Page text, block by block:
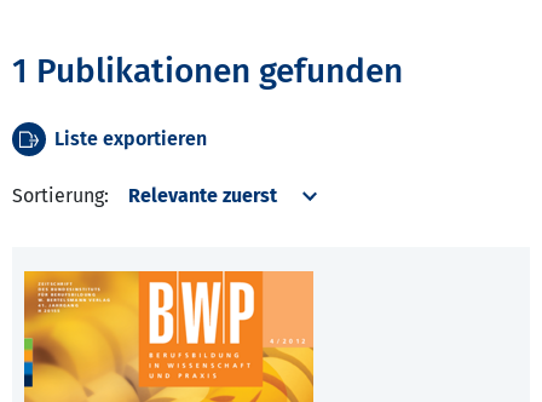
1 Publikationen gefunden
Liste exportieren
Sortierung: